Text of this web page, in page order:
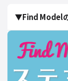
▼Find Model